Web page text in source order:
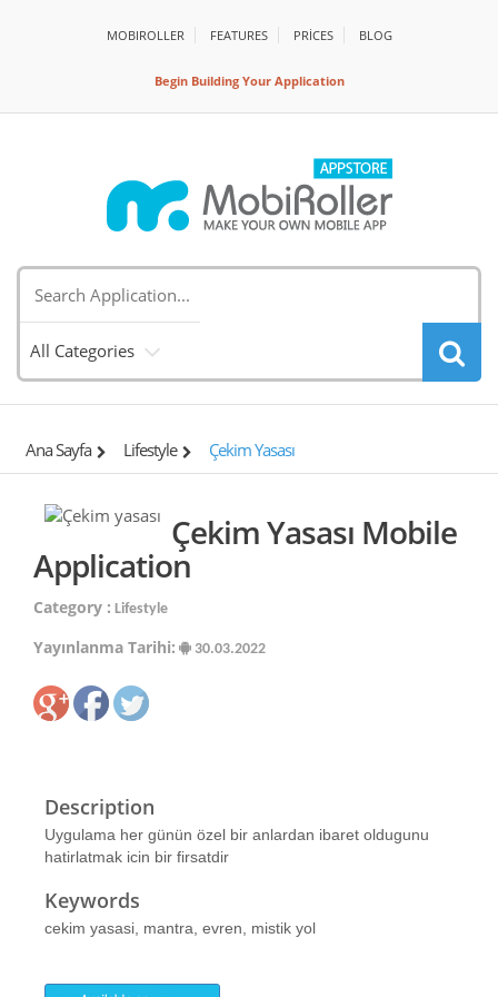
MOBIROLLER FEATURES PRİCES BLOG
Begin Building Your Application
All Categories
Ana Sayfa Lifestyle Çekim Yasası
Çekim Yasası Mobile
Application
Category : Lifestyle
Yayınlanma Tarihi: 30.03.2022
Description
Uygulama her günün özel bir anlardan ibaret oldugunu
hatirlatmak icin bir firsatdir
Keywords
cekim yasasi, mantra, evren, mistik yol